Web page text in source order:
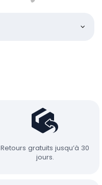
Retours gratuits jusqu’à 30
jours.